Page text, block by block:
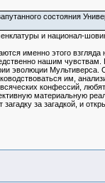
состояния
и национал-
именно этого
нашим
эволюции
им,
конфессий,
материальную
за загадкой, и